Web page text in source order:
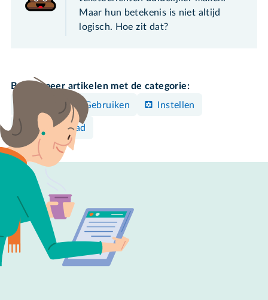
Maar hun betekenis is niet altijd
logisch. Hoe zit dat?
Bekijk meer artikelen met de categorie:
Bedienen & Gebruiken
Instellen
iPhone/iPad